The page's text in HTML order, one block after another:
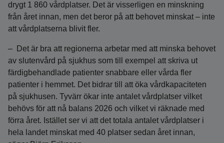
drygt 1 860 vårdplatser. Det är visserligen en minskning
från året innan, men det beror på att behovet minskat – inte
att vårdplatserna blivit fler.
– Det är bra att regionerna arbetar med att minska behovet
av slutenvård på sjukhus som till exempel att skriva ut
färdigbehandlade patienter snabbare eller vårda fler
patienter i hemmet. Det bidrar till att öka vårdkapaciteten
på sjukhusen. Tyvärr ökar inte antalet vårdplatser vilket
behövs för att nå balans 2026 och vilket vi räknade med
förra året. Istället ser vi att det totala antalet vårdplatser i
hela landet minskat med 40 platser sedan året innan,